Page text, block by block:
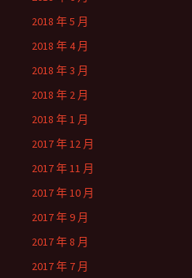
2018 年 5 月
2018 年 4 月
2018 年 3 月
2018 年 2 月
2018 年 1 月
2017 年 12 月
2017 年 11 月
2017 年 10 月
2017 年 9 月
2017 年 8 月
2017 年 7 月